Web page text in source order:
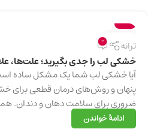
13
دسامبر
سلامت
ترانه 0
خشکی لب را جدی بگیرید؛ علت‌ها،
آیا خشکی لب شما یک مشکل ساده
پنهان و روش‌های درمان قطعی برای
ضروری برای سلامت دهان و دندان.
ادامهٔ خواندن